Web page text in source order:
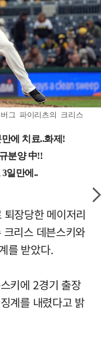
그 파이리츠의 크리스
장당한 메이저리
리스 데븐스키와
를 받았다.
키에 2경기 출장
계를 내렸다고 밝